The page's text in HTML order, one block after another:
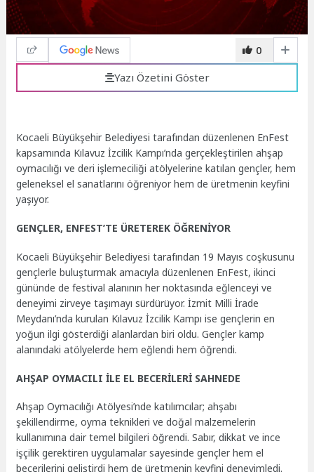
0
Yazı Özetini Göster
Kocaeli Büyükşehir Belediyesi tarafından düzenlenen EnFest
kapsamında Kılavuz İzcilik Kampı’nda gerçekleştirilen ahşap
oymacılığı ve deri işlemeciliği atölyelerine katılan gençler, hem
geleneksel el sanatlarını öğreniyor hem de üretmenin keyfini
yaşıyor.
GENÇLER, ENFEST’TE ÜRETEREK ÖĞRENİYOR
Kocaeli Büyükşehir Belediyesi tarafından 19 Mayıs coşkusunu
gençlerle buluşturmak amacıyla düzenlenen EnFest, ikinci
gününde de festival alanının her noktasında eğlenceyi ve
deneyimi zirveye taşımayı sürdürüyor. İzmit Milli İrade
Meydanı’nda kurulan Kılavuz İzcilik Kampı ise gençlerin en
yoğun ilgi gösterdiği alanlardan biri oldu. Gençler kamp
alanındaki atölyelerde hem eğlendi hem öğrendi.
AHŞAP OYMACILI İLE EL BECERİLERİ SAHNEDE
Ahşap Oymacılığı Atölyesi’nde katılımcılar; ahşabı
şekillendirme, oyma teknikleri ve doğal malzemelerin
kullanımına dair temel bilgileri öğrendi. Sabır, dikkat ve ince
işçilik gerektiren uygulamalar sayesinde gençler hem el
becerilerini geliştirdi hem de üretmenin keyfini deneyimledi.